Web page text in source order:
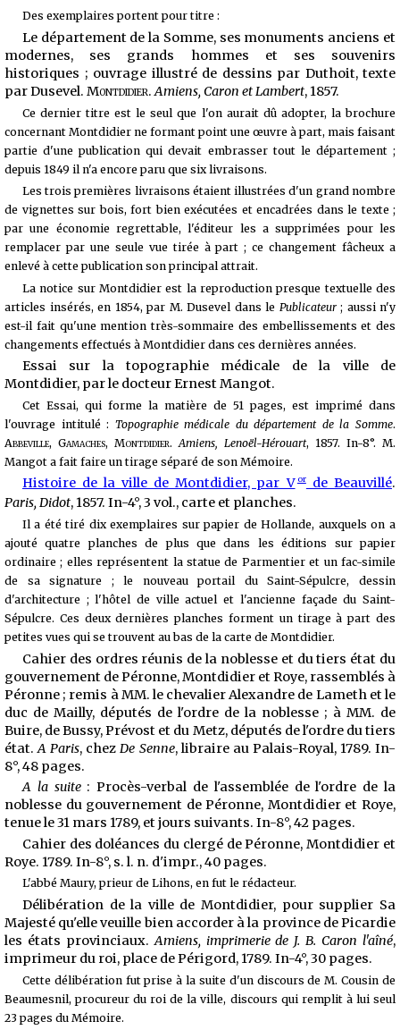
Des exemplaires portent pour titre :
Le département de la Somme, ses monuments anciens et
modernes, ses grands hommes et ses souvenirs
historiques ; ouvrage illustré de dessins par Duthoit, texte
par Dusevel. Montdidier.Amiens, Caron et Lambert, 1857.
Ce dernier titre est le seul que l'on aurait dû adopter, la brochure
concernant Montdidier ne formant point une œuvre à part, mais faisant
partie d'une publication qui devait embrasser tout le département ;
depuis 1849 il n'a encore paru que six livraisons.
Les trois premières livraisons étaient illustrées d'un grand nombre
de vignettes sur bois, fort bien exécutées et encadrées dans le texte ;
par une économie regrettable, l'éditeur les a supprimées pour les
remplacer par une seule vue tirée à part ; ce changement fâcheux a
enlevé à cette publication son principal attrait.
La notice sur Montdidier est la reproduction presque textuelle des
articles insérés, en 1854, par M. Dusevel dans le Publicateur; aussi n'y
est-il fait qu'une mention très-sommaire des embellissements et des
changements effectués à Montdidier dans ces dernières années.
Essai sur la topographie médicale de la ville de
Montdidier, par le docteur Ernest Mangot.
Cet Essai, qui forme la matière de 51 pages, est imprimé dans
l'ouvrage intitulé : Topographie médicale du département de la Somme.
Abbeville, Gamaches, Montdidier. Amiens, Lenoël-Hérouart, 1857. In-8°. M.
Mangot a fait faire un tirage séparé de son Mémoire.
Histoire de la ville de Montdidier, par V orde Beauvillé.
Paris, Didot, 1857. In-4°, 3 vol., carte et planches.
Il a été tiré dix exemplaires sur papier de Hollande, auxquels on a
ajouté quatre planches de plus que dans les éditions sur papier
ordinaire ; elles représentent la statue de Parmentier et un fac-simile
de sa signature ; le nouveau portail du Saint-Sépulcre, dessin
d'architecture ; l'hôtel de ville actuel et l'ancienne façade du Saint-
Sépulcre. Ces deux dernières planches forment un tirage à part des
petites vues qui se trouvent au bas de la carte de Montdidier.
Cahier des ordres réunis de la noblesse et du tiers état du
gouvernement de Péronne, Montdidier et Roye, rassemblés à
Péronne ; remis à MM. le chevalier Alexandre de Lameth et le
duc de Mailly, députés de l'ordre de la noblesse ; à MM. de
Buire, de Bussy, Prévost et du Metz, députés de l'ordre du tiers
état.A Paris, chezDe Senne, libraire au Palais-Royal, 1789. In-
8°, 48 pages.
A la suite: Procès-verbal de l'assemblée de l'ordre de la
noblesse du gouvernement de Péronne, Montdidier et Roye,
tenue le 31 mars 1789, et jours suivants. In-8°, 42 pages.
Cahier des doléances du clergé de Péronne, Montdidier et
Roye. 1789. In-8°, s. l. n. d'impr., 40 pages.
L'abbé Maury, prieur de Lihons, en fut le rédacteur.
Délibération de la ville de Montdidier, pour supplier Sa
Majesté qu'elle veuille bien accorder à la province de Picardie
les états provinciaux.Amiens, imprimerie de J. B. Caron l'aîné,
imprimeur du roi, place de Périgord, 1789. In-4°, 30 pages.
Cette délibération fut prise à la suite d'un discours de M. Cousin de
Beaumesnil, procureur du roi de la ville, discours qui remplit à lui seul
23 pages du Mémoire.